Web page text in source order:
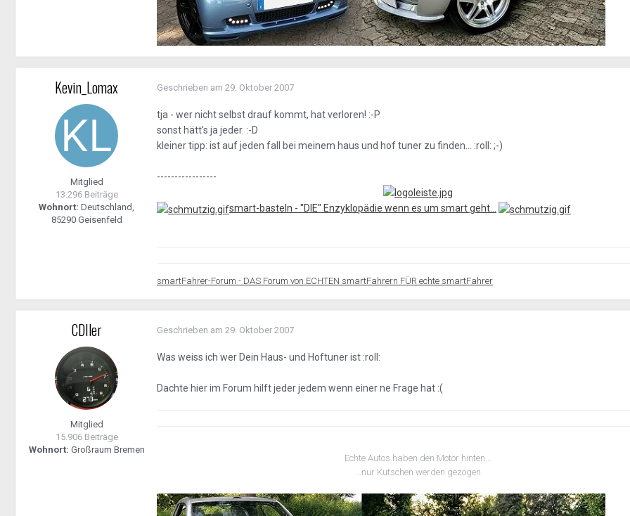
Kevin_Lomax
Mitglied
13.296 Beiträge
Wohnort: Deutschland,
85290 Geisenfeld
Geschrieben am 29. Oktober 2007
tja - wer nicht selbst drauf kommt, hat verloren! :-P
sonst hätt's ja jeder. :-D
kleiner tipp: ist auf jeden fall bei meinem haus und hof tuner zu finden... :roll: ;-)
-----------------
smart-basteln - "DIE" Enzyklopädie wenn es um smart geht...
smartFahrer-Forum - DAS Forum von ECHTEN smartFahrern FÜR echte smartFahrer
CDIler
Mitglied
15.906 Beiträge
Wohnort: Großraum Bremen
Geschrieben am 29. Oktober 2007
Was weiss ich wer Dein Haus- und Hoftuner ist :roll:
Dachte hier im Forum hilft jeder jedem wenn einer ne Frage hat :(
Echte Autos haben den Motor hinten...
...nur Kutschen werden gezogen